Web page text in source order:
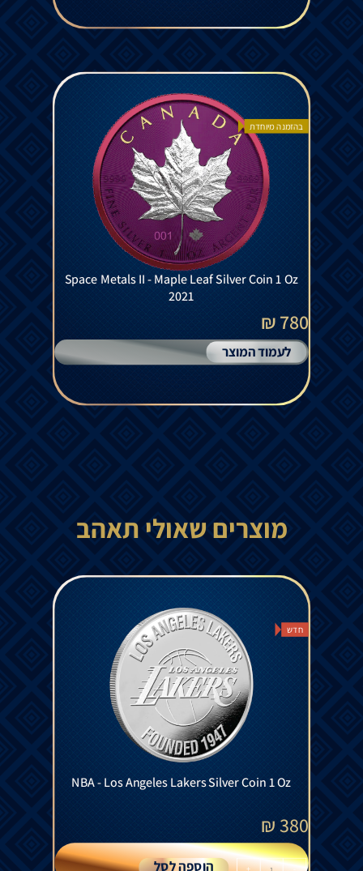
בהזמנה מיוחדת
Space Metals II - Maple Leaf Silver Coin 1 Oz
2021
780 ₪
לעמוד המוצר
מוצרים שאולי תאהב
חדש
NBA - Los Angeles Lakers Silver Coin 1 Oz
380
₪
הוספה לסל